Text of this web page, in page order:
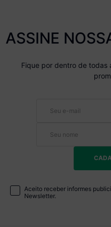
ASSINE
Fique por dentro de todas
Aceito receber informes
Newsletter.